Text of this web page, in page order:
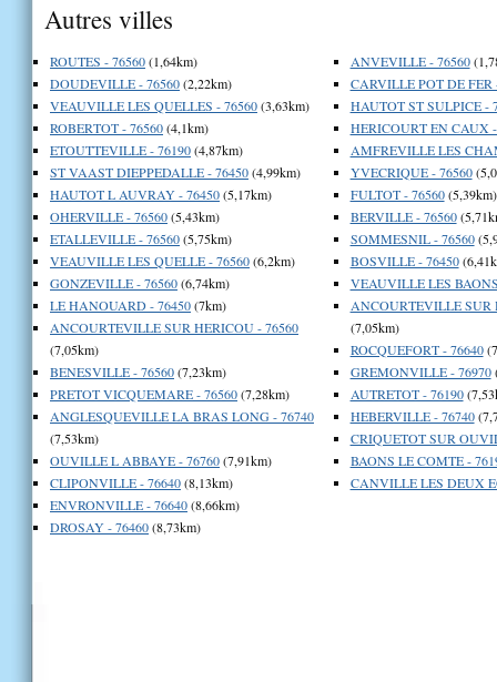
Autres villes
ROUTES - 76560(1,64km)
DOUDEVILLE - 76560(2,22km)
VEAUVILLE LES QUELLES - 76560(3,63km)
ROBERTOT - 76560(4,1km)
ETOUTTEVILLE - 76190(4,87km)
ST VAAST DIEPPEDALLE - 76450(4,99km)
HAUTOT L AUVRAY - 76450(5,17km)
OHERVILLE - 76560(5,43km)
ETALLEVILLE - 76560(5,75km)
VEAUVILLE LES QUELLE - 76560(6,2km)
GONZEVILLE - 76560(6,74km)
LE HANOUARD - 76450(7km)
ANCOURTEVILLE SUR HERICOU - 76560
(7,05km)
BENESVILLE - 76560(7,23km)
PRETOT VICQUEMARE - 76560(7,28km)
ANGLESQUEVILLE LA BRAS LONG - 76740
(7,53km)
OUVILLE L ABBAYE - 76760(7,91km)
CLIPONVILLE - 76640(8,13km)
ENVRONVILLE - 76640(8,66km)
DROSAY - 76460(8,73km)
ANVEVILLE - 76560
CARVILLE POT DE FER
HAUTOT ST SULPICE -
HERICOURT EN CAUX
AMFREVILLE LES
YVECRIQUE - 76560
FULTOT - 76560(5,39km)
BERVILLE - 76560
SOMMESNIL - 76560
BOSVILLE - 76450
VEAUVILLE LES
ANCOURTEVILLE SUR
(7,05km)
ROCQUEFORT - 76640
GREMONVILLE - 76970
AUTRETOT - 76190
HEBERVILLE - 76740
CRIQUETOT SUR
BAONS LE COMTE -
CANVILLE LES DEUX